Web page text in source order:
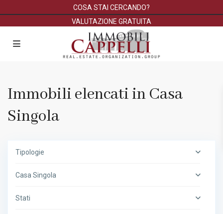
COSA STAI CERCANDO?
VALUTAZIONE GRATUITA
Immobili elencati in Casa
Singola
Tipologie
Casa Singola
Stati